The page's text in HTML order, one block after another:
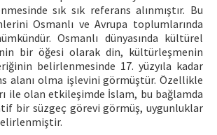
sık sık referans alınmıştır. Bu
Osmanlı ve Avrupa toplumlarında
Osmanlı dünyasında kültürel
bir öğesi olarak din, kültürleşmenin
belirlenmesinde 17. yüzyıla kadar
alanı olma işlevini görmüştür. Özellikle
ile olan etkileşimde İslam, bu bağlamda
bir süzgeç görevi görmüş, uygunluklar